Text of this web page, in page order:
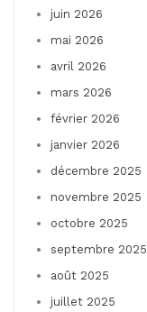
juin 2026
mai 2026
avril 2026
mars 2026
février 2026
janvier 2026
décembre 2025
novembre 2025
octobre 2025
septembre 2025
août 2025
juillet 2025